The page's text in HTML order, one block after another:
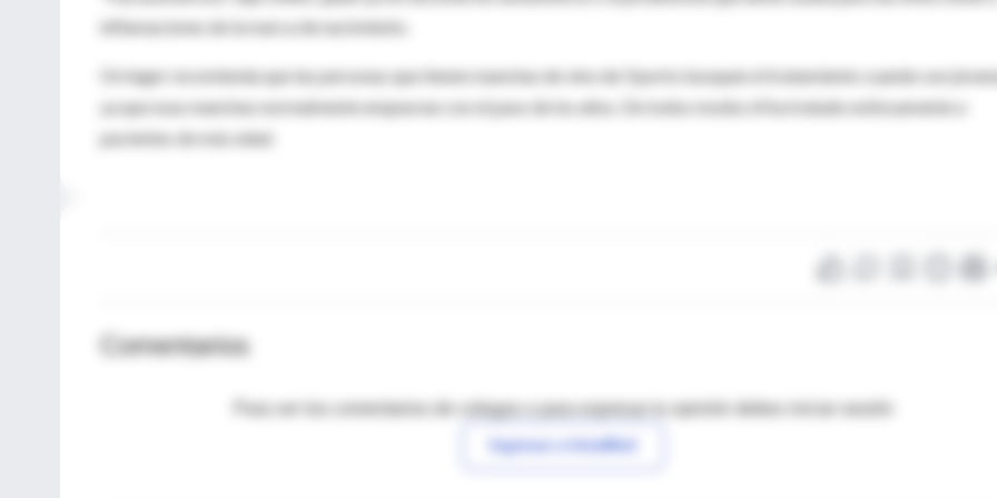
inflamaciones de la marca de nacimiento.
Orringer recomienda que las personas que tienen manchas de vino de Oporto busquen el tratamiento cuando son
ya que esas manchas normalmente empeoran con el paso de los años. De todos modos él ha tratado exitosamente a
pacientes de más edad.
Comentarios
Para ver los comentarios de colegas o para expresar tu opinión debes iniciar sesión
Ingresar a IntraMed